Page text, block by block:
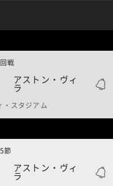
アストン・ヴィ
ラ
戦
・スタジアム
アストン・ヴィ
ラ
節